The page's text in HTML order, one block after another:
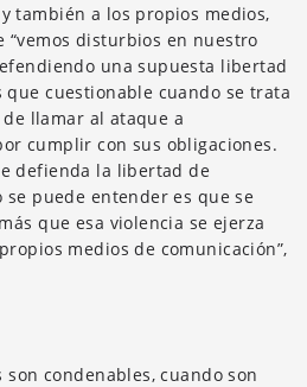
también a los propios medios,
disturbios en nuestro
una supuesta libertad
que cuestionable cuando se trata
llamar al ataque a
cumplir con sus obligaciones.
defienda la libertad de
puede entender es que se
que esa violencia se ejerza
medios de comunicación”,
son condenables, cuando son